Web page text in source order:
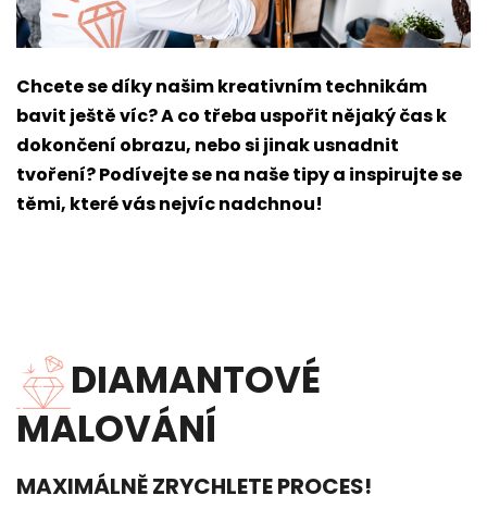
Chcete se díky našim kreativním technikám
bavit ještě víc? A co třeba uspořit nějaký čas k
dokončení obrazu, nebo si jinak usnadnit
tvoření? Podívejte se na naše tipy a inspirujte se
těmi, které vás nejvíc nadchnou!
DIAMANTOVÉ
MALOVÁNÍ
MAXIMÁLNĚ ZRYCHLETE PROCES!